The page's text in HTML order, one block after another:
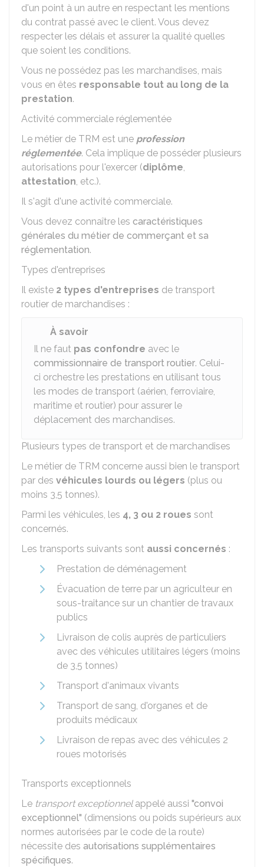
d'un point à un autre en respectant les mentions
du contrat passé avec le client. Vous devez
respecter les délais et assurer la qualité quelles
que soient les conditions.
Vous ne possédez pas les marchandises, mais
vous en êtes responsable tout au long de la
prestation.
Activité commerciale réglementée
Le métier de TRM est une profession
réglementée. Cela implique de posséder plusieurs
autorisations pour l'exercer (diplôme,
attestation, etc.).
Il s'agit d'une activité commerciale.
Vous devez connaître les caractéristiques
générales du métier de commerçant et sa
réglementation.
Types d'entreprises
Il existe 2 types d'entreprises de transport
routier de marchandises :
À savoir
Il ne faut pas confondre avec le
commissionnaire de transport routier. Celui-
ci orchestre les prestations en utilisant tous
les modes de transport (aérien, ferroviaire,
maritime et routier) pour assurer le
déplacement des marchandises.
Plusieurs types de transport et de marchandises
Le métier de TRM concerne aussi bien le transport
par des véhicules lourds ou légers (plus ou
moins 3,5 tonnes).
Parmi les véhicules, les 4, 3 ou 2 roues sont
concernés.
Les transports suivants sont aussi concernés :
Prestation de déménagement
Évacuation de terre par un agriculteur en
sous-traitance sur un chantier de travaux
publics
Livraison de colis auprès de particuliers
avec des véhicules utilitaires légers (moins
de 3,5 tonnes)
Transport d'animaux vivants
Transport de sang, d'organes et de
produits médicaux
Livraison de repas avec des véhicules 2
roues motorisés
Transports exceptionnels
Le transport exceptionnelappelé aussi "convoi
exceptionnel" (dimensions ou poids supérieurs aux
normes autorisées par le code de la route)
nécessite des autorisations supplémentaires
spécifiques.